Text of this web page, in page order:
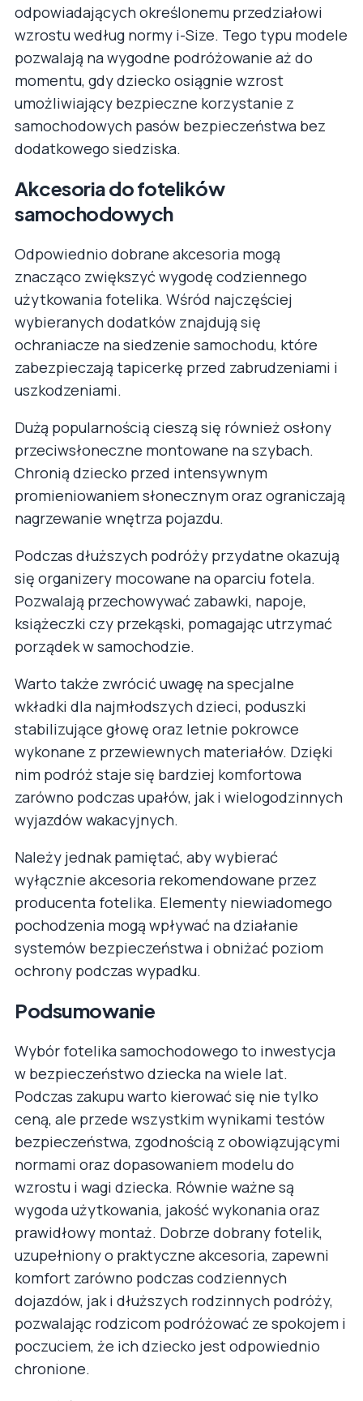
odpowiadających określonemu przedziałowi
wzrostu według normy i-Size. Tego typu modele
pozwalają na wygodne podróżowanie aż do
momentu, gdy dziecko osiągnie wzrost
umożliwiający bezpieczne korzystanie z
samochodowych pasów bezpieczeństwa bez
dodatkowego siedziska.
Akcesoria do fotelików
samochodowych
Odpowiednio dobrane akcesoria mogą
znacząco zwiększyć wygodę codziennego
użytkowania fotelika. Wśród najczęściej
wybieranych dodatków znajdują się
ochraniacze na siedzenie samochodu, które
zabezpieczają tapicerkę przed zabrudzeniami i
uszkodzeniami.
Dużą popularnością cieszą się również osłony
przeciwsłoneczne montowane na szybach.
Chronią dziecko przed intensywnym
promieniowaniem słonecznym oraz ograniczają
nagrzewanie wnętrza pojazdu.
Podczas dłuższych podróży przydatne okazują
się organizery mocowane na oparciu fotela.
Pozwalają przechowywać zabawki, napoje,
książeczki czy przekąski, pomagając utrzymać
porządek w samochodzie.
Warto także zwrócić uwagę na specjalne
wkładki dla najmłodszych dzieci, poduszki
stabilizujące głowę oraz letnie pokrowce
wykonane z przewiewnych materiałów. Dzięki
nim podróż staje się bardziej komfortowa
zarówno podczas upałów, jak i wielogodzinnych
wyjazdów wakacyjnych.
Należy jednak pamiętać, aby wybierać
wyłącznie akcesoria rekomendowane przez
producenta fotelika. Elementy niewiadomego
pochodzenia mogą wpływać na działanie
systemów bezpieczeństwa i obniżać poziom
ochrony podczas wypadku.
Podsumowanie
Wybór fotelika samochodowego to inwestycja
w bezpieczeństwo dziecka na wiele lat.
Podczas zakupu warto kierować się nie tylko
ceną, ale przede wszystkim wynikami testów
bezpieczeństwa, zgodnością z obowiązującymi
normami oraz dopasowaniem modelu do
wzrostu i wagi dziecka. Równie ważne są
wygoda użytkowania, jakość wykonania oraz
prawidłowy montaż. Dobrze dobrany fotelik,
uzupełniony o praktyczne akcesoria, zapewni
komfort zarówno podczas codziennych
dojazdów, jak i dłuższych rodzinnych podróży,
pozwalając rodzicom podróżować ze spokojem i
poczuciem, że ich dziecko jest odpowiednio
chronione.